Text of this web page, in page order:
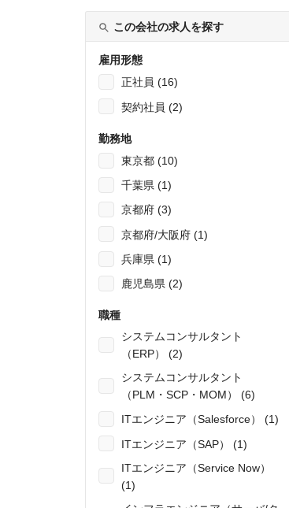
この会社の求人を探す
雇用形態
正社員 (16)
契約社員 (2)
勤務地
東京都 (10)
千葉県 (1)
京都府 (3)
京都府/大阪府 (1)
兵庫県 (1)
鹿児島県 (2)
職種
システムコンサルタント
（ERP） (2)
システムコンサルタント
（PLM・SCP・MOM） (6)
ITエンジニア（Salesforce） (1)
ITエンジニア（SAP） (1)
ITエンジニア（Service Now）
(1)